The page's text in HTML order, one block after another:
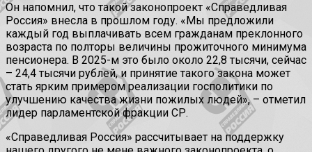
Он напомнил, что такой законопроект «Справедливая
Россия» внесла в прошлом году. «Мы предложили
каждый год выплачивать всем гражданам преклонного
возраста по полторы величины прожиточного минимума
пенсионера. В 2025-м это было около 22,8 тысячи, сейчас
– 24,4 тысячи рублей, и принятие такого закона может
стать ярким примером реализации госполитики по
улучшению качества жизни пожилых людей», – отметил
лидер парламентской фракции СР.
«Справедливая Россия» рассчитывает на поддержку